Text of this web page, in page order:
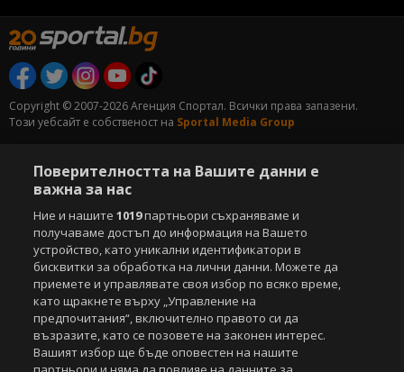
Copyright © 2007-2026 Агенция Спортал. Всички права запазени.
Този уебсайт е собственост на Sportal Media Group
Етични правила на НСС
Лични данни
Управление на предпочитания
Съдържанието на този уеб сайт и технологиите, използвани в него, са
под закрила на Закона за авторското право и сродните му права.
Всички статии, репортажи, интервюта и други текстови, графични и
видео материали, публикувани в сайта, са собственост на Агенция
Спортал, освен ако изрично е посочено друго. Допуска се
публикуване на текстови материали само след писмено съгласие на
Агенция Спортал, посочване на източника и добавяне на линк към
www.sportal.bg. Използването на графични и видео материали,
публикувани в сайта, е строго забранено. Нарушителите ще бъдат
Поверителността на Вашите данни е
важна за нас
Ние и нашите1019партньори съхраняваме и
получаваме достъп до информация на Вашето
устройство, като уникални идентификатори в
бисквитки за обработка на лични данни. Можете да
приемете и управлявате своя избор по всяко време,
като щракнете върху „Управление на
предпочитания“, включително правото си да
възразите, като се позовете на законен интерес.
Вашият избор ще бъде оповестен на нашите